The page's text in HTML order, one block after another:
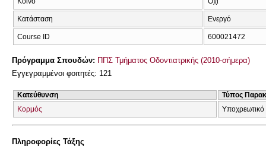
Κατάσταση Ενεργό
Course ID 600021472
Πρόγραμμα Σπουδών: ΠΠΣ Τμήματος Οδοντιατρικής (2010-σήμερα)
Εγγεγραμμένοι φοιτητές: 121
Κατεύθυνση
Τύπος
Κορμός
Υποχρεωτικό
Πληροφορίες Τάξης